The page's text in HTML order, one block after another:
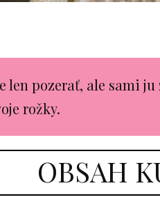
len pozerať, ale sami
rožky.
OBSAH